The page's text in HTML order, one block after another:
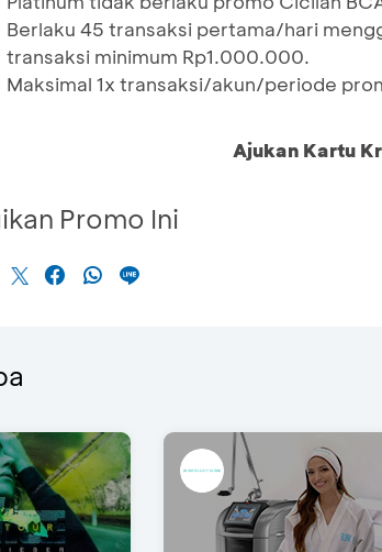
Berlaku 45 transaksi pertama/hari
transaksi minimum Rp1.000.000.
Maksimal 1x transaksi/akun/periode
Ajukan Kartu
Promo Ini